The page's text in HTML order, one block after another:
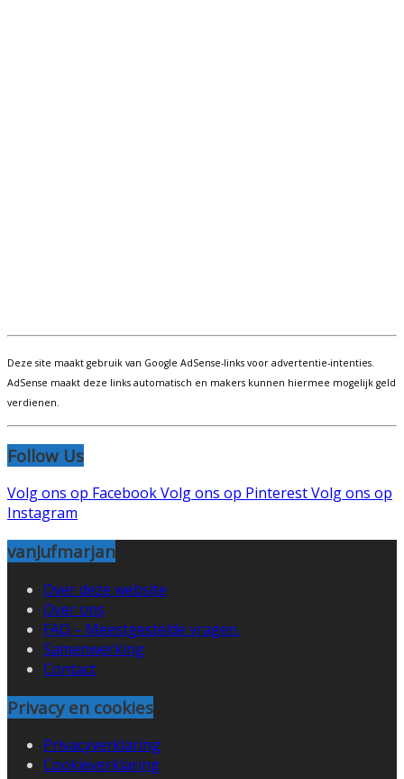
Deze site maakt gebruik van Google AdSense-links voor advertentie-intenties.
AdSense maakt deze links automatisch en makers kunnen hiermee mogelijk geld
verdienen.
Follow Us
Volg ons op FacebookVolg ons op PinterestVolg ons op
Instagram
vanJufmarjan
Over deze website
Over ons
FAQ – Meestgestelde vragen.
Samenwerking
Contact
Privacy en cookies
Privacyverklaring
Cookieverklaring